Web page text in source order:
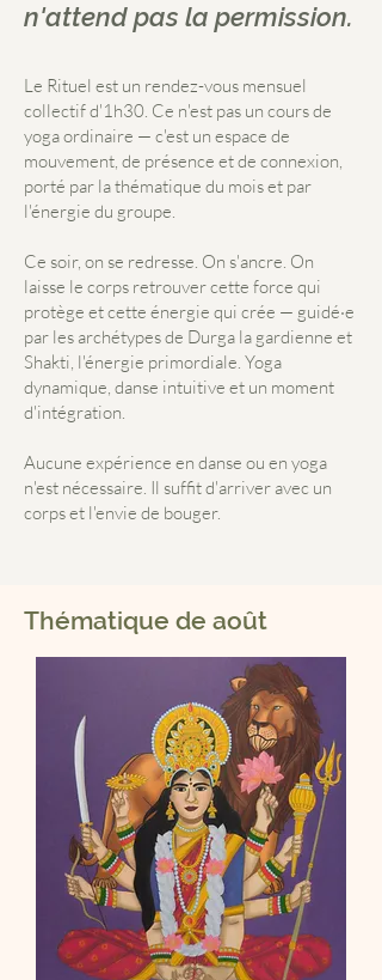
n'attend pas la permission.
Le Rituel est un rendez-vous mensuel
collectif d'1h30. Ce n'est pas un cours de
yoga ordinaire — c'est un espace de
mouvement, de présence et de connexion,
porté par la thématique du mois et par
l'énergie du groupe.
Ce soir, on se redresse. On s'ancre. On
laisse le corps retrouver cette force qui
protège et cette énergie qui crée — guidé·e
par les archétypes de Durga la gardienne et
Shakti, l'énergie primordiale. Yoga
dynamique, danse intuitive et un moment
d'intégration.
Aucune expérience en danse ou en yoga
n'est nécessaire. Il suffit d'arriver avec un
corps et l'envie de bouger.
Thématique de août